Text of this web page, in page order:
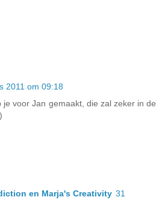
2011 om 09:18
je voor Jan gemaakt, die zal zeker in de
en Marja's Creativity 31